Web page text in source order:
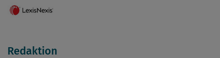
Redaktion